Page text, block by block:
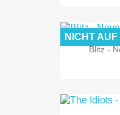
Blitz -
NICHT